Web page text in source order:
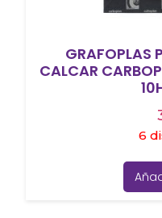
GRAFOPLAS
CALCAR
6